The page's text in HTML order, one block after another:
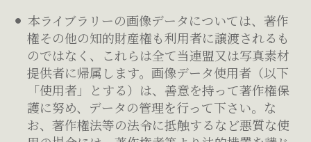
本ライブラリーの画像データについては、著作
権その他の知的財産権も利用者に譲渡されるも
のではなく、これらは全て当連盟又は写真素材
提供者に帰属します。画像データ使用者（以下
「使用者」とする）は、善意を持って著作権保
護に努め、データの管理を行って下さい。な
お、著作権法等の法令に抵触するなど悪質な使